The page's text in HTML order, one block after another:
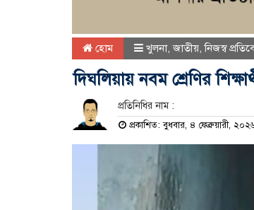
হোম খুলনা,জাতীয়,নিজস্ব
দিঘলিয়ায় নবম শ্রেণির
প্রতিনিধির নাম :
প্রকাশিত: বুধবার, ৪ ফেব্রুয়ারী,